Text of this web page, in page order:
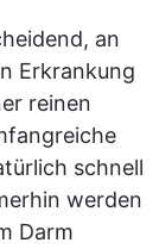
an
Erkrankung
reinen
schnell
werden
Darm